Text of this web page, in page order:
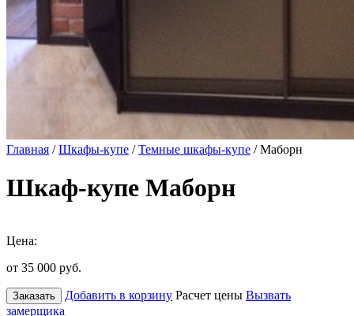
Главная /Шкафы-купе /Темные шкафы-купе / Маборн
Шкаф-купе Маборн
Цена:
от 35 000 руб.
Заказать Добавить в корзину Расчет цены Вызвать
замерщика